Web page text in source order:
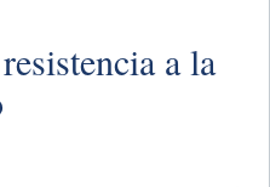
a la